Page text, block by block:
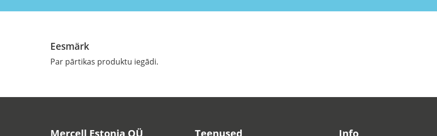
Eesmärk
Par pārtikas produktu iegādi.
Mercell Estonia OÜ Teenused Info